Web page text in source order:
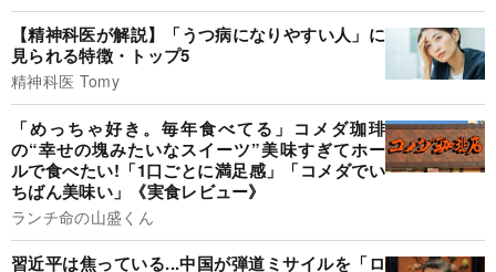
【精神科医が解説】「うつ病になりやすい人」に
見られる特徴・トップ5
精神科医 Tomy
「めっちゃ好き。毎年食べてる」コメダ珈琲
の“幸せの塊みたいなスイーツ”美味すぎてホー
ルで食べたい!「1口ごとに満足感」「コメダでい
ちばん美味い」《実食レビュー》
ランチ命の山盛くん
習近平は焦っている...中国が弾道ミサイルを「ロ